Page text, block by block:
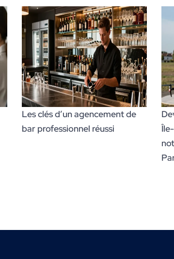
Les clés d’un agencement de
bar professionnel réussi